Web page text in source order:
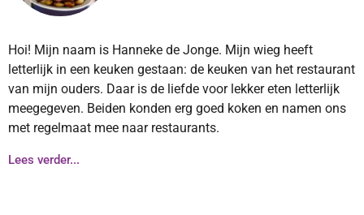
Hoi! Mijn naam is Hanneke de Jonge. Mijn wieg heeft
letterlijk in een keuken gestaan: de keuken van het restaurant
van mijn ouders. Daar is de liefde voor lekker eten letterlijk
meegegeven. Beiden konden erg goed koken en namen ons
met regelmaat mee naar restaurants.
Lees verder...